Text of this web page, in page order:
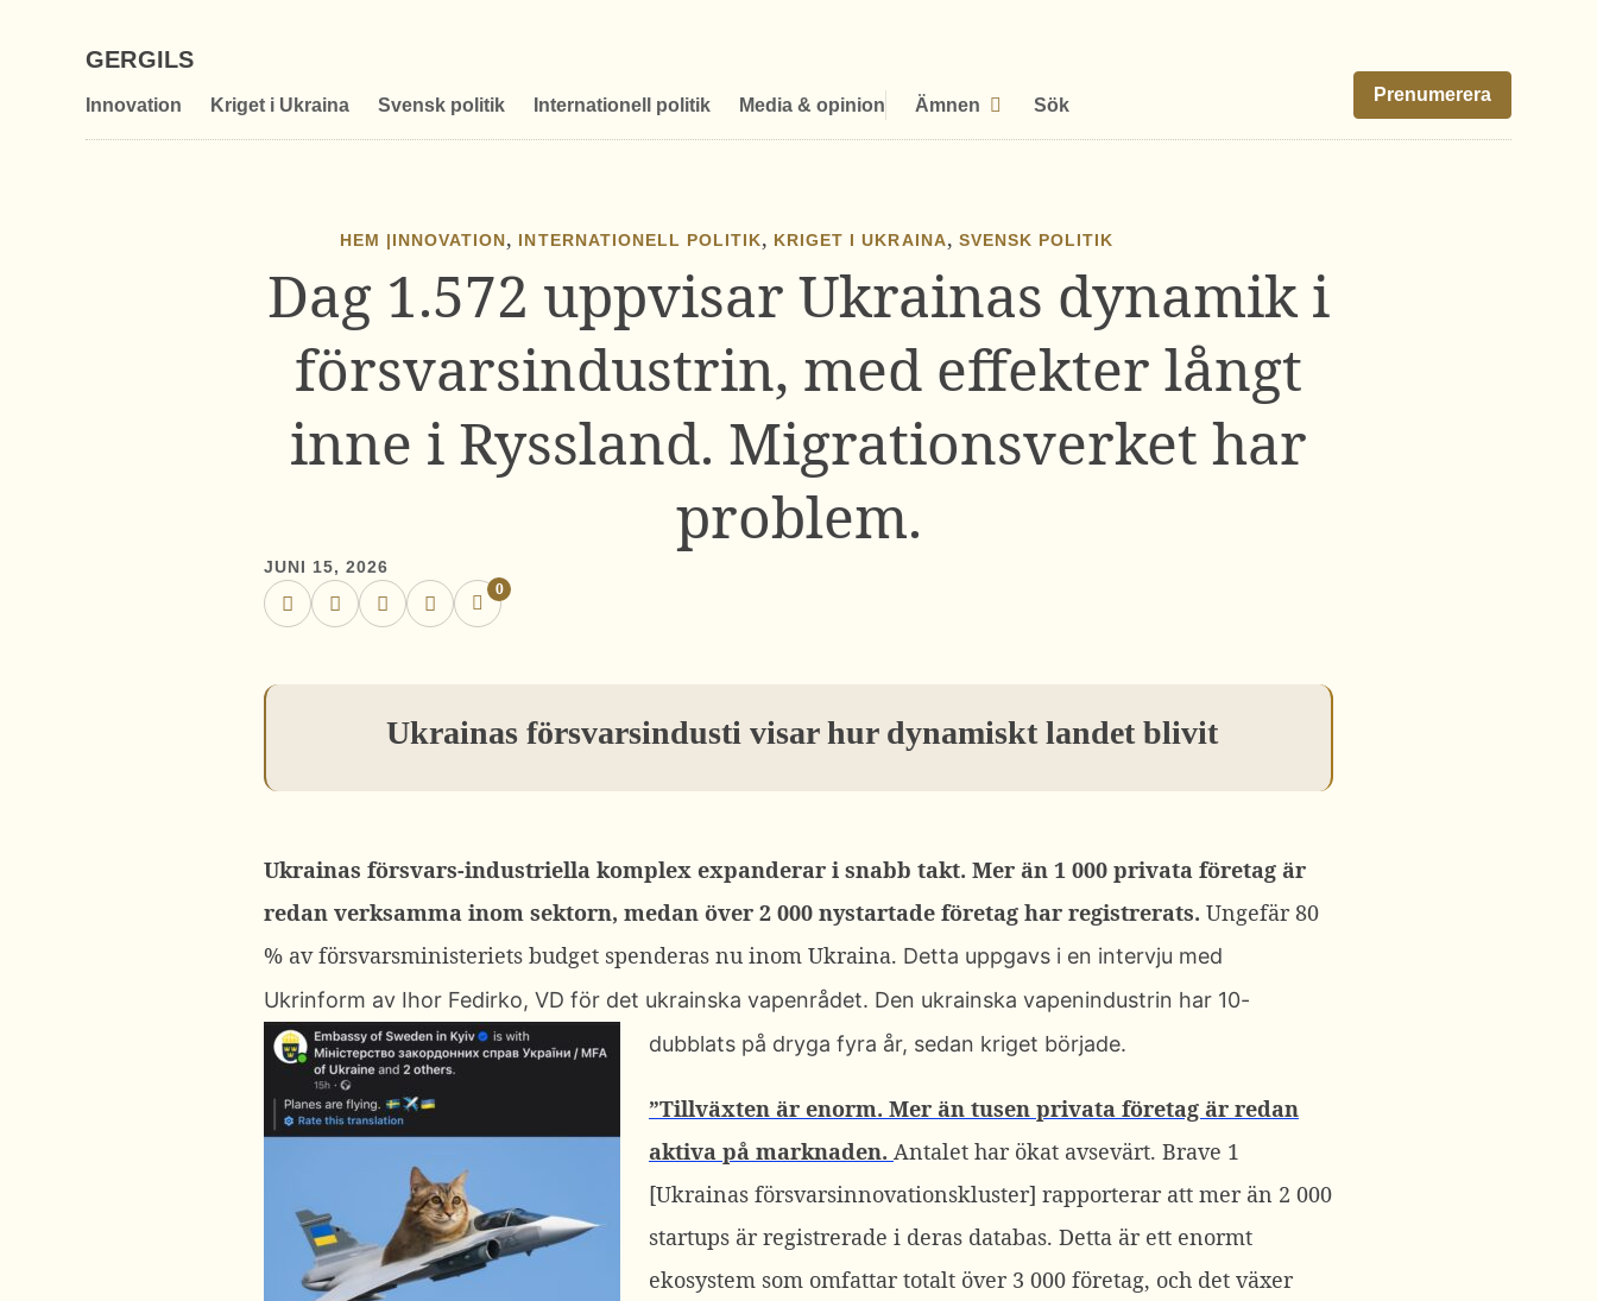
GERGILS
Innovation Kriget i Ukraina Svensk politik Internationell politik Media & opinion Ämnen Sök
Prenumerera
HEM |INNOVATION, INTERNATIONELL POLITIK, KRIGET I UKRAINA, SVENSK POLITIK
Dag 1.572 uppvisar Ukrainas dynamik i
försvarsindustrin, med effekter långt
inne i Ryssland. Migrationsverket har
problem.
JUNI 15, 2026
0
Ukrainas försvarsindusti visar hur dynamiskt landet blivit
Ukrainas försvars-industriella komplex expanderar i snabb takt. Mer än 1 000 privata företag är
redan verksamma inom sektorn, medan över 2 000 nystartade företag har registrerats. Ungefär 80
% av försvarsministeriets budget spenderas nu inom Ukraina. Detta uppgavs i en intervju med
Ukrinform av Ihor Fedirko, VD för det ukrainska vapenrådet. Den ukrainska vapenindustrin har 10-
dubblats på dryga fyra år, sedan kriget började.
”Tillväxten är enorm. Mer än tusen privata företag är redan
aktiva på marknaden. Antalet har ökat avsevärt. Brave 1
[Ukrainas försvarsinnovationskluster] rapporterar att mer än 2 000
startups är registrerade i deras databas. Detta är ett enormt
ekosystem som omfattar totalt över 3 000 företag, och det växer